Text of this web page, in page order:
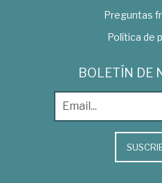
Preguntas
Política de
BOLETÍN DE